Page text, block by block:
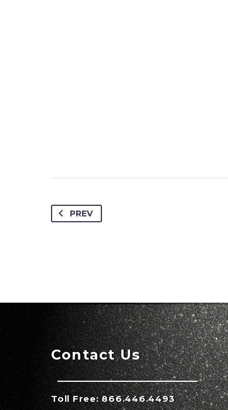
PREV
Contact Us
Toll Free:866.446.4493